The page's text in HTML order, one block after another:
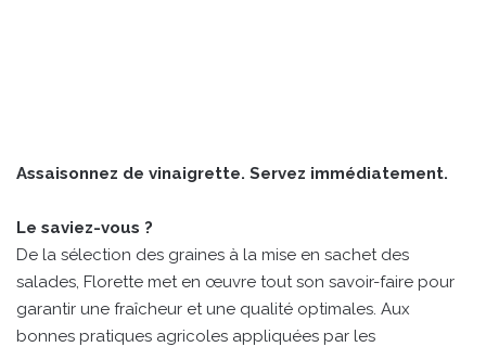
Assaisonnez de vinaigrette. Servez immédiatement.
Le saviez-vous ?
De la sélection des graines à la mise en sachet des
salades, Florette met en œuvre tout son savoir-faire pour
garantir une fraîcheur et une qualité optimales. Aux
bonnes pratiques agricoles appliquées par les